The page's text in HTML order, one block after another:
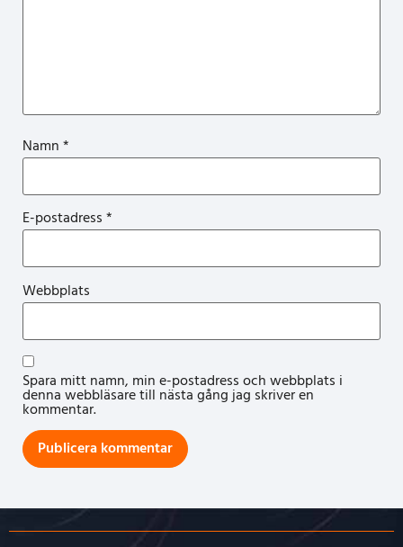
Namn*
E-postadress*
Webbplats
Spara mitt namn, min e-postadress och webbplats i
denna webbläsare till nästa gång jag skriver en
kommentar.